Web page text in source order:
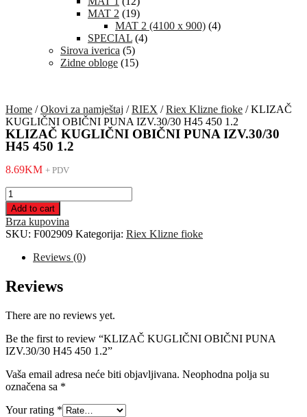
MAT 2 (19)
MAT 2 (4100 x 900) (4)
SPECIAL (4)
Sirova iverica (5)
Zidne obloge (15)
Home /Okovi za namještaj /RIEX /Riex Klizne fioke / KLIZAČ
KUGLIČNI OBIČNI PUNA IZV.30/30 H45 450 1.2
KLIZAČ KUGLIČNI OBIČNI PUNA IZV.30/30
H45 450 1.2
8.69KM + PDV
KLIZAČ
KUGLIČNI
OBIČNI
PUNA
IZV.30/30
H45
1.2
quantity
Add to cart
Brza kupovina
SKU: F002909 Kategorija: Riex Klizne fioke
Reviews (0)
Reviews
There are no reviews yet.
Be the first to review “KLIZAČ KUGLIČNI OBIČNI PUNA
IZV.30/30 H45 450 1.2”
Vaša email adresa neće biti objavljivana. Neophodna polja su
označena sa *
Your rating *